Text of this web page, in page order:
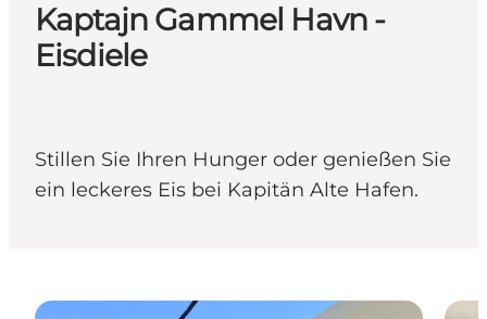
Kaptajn Gammel Havn -
Eisdiele
Stillen Sie Ihren Hunger oder genießen Sie
ein leckeres Eis bei Kapitän Alte Hafen.